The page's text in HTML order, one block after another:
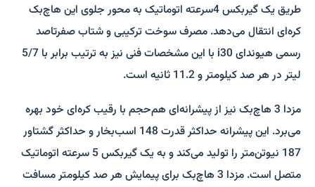
طریق یک گیربکس 4سرعته اتوماتیک به محور جلوی این هاچ‌بک
کره‌ای انتقال می‌دهد. مصرف سوخت ترکیبی و شتاب صفرتاصد
رسمی هیوندای i30 با این مشخصات فنی نیز به ‌ترتیب برابر با 5/7
لیتر در هر صد کیلومتر و 11.2 ثانیه است.
مزدا 3 هاچ‌بک نیز از پیشرانه‌ای هم‌حجم با رقیب کره‌ای خود بهره
می‌برد. این پیشرانه حداکثر قدرت 148 اسب‌بخار و حداکثر گشتاور
187 نیوتن‌متر را تولید می‌کند و به یک گیربکس 5 سرعته اتوماتیک
متصل است. مزدا 3 هاچ‌بک برای پیمایش هر صد کیلومتر مسافت